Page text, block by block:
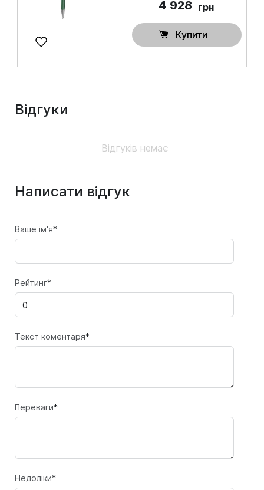
4 928 грн
Купити
Відгуки
Відгуків немає
Написати відгук
Ваше ім'я*
Рейтинг*
Текст коментаря*
Переваги*
Недоліки*